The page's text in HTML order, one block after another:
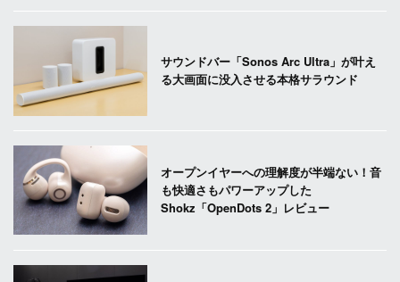
サウンドバー「Sonos Arc Ultra」が叶え
る大画面に没入させる本格サラウンド
オープンイヤーへの理解度が半端ない！音
も快適さもパワーアップした
Shokz「OpenDots 2」レビュー